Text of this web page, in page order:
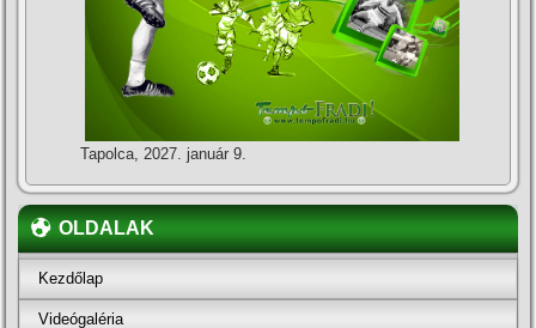
Tapolca, 2027. január 9.
OLDALAK
Kezdőlap
Videógaléria